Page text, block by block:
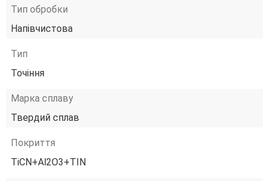
Тип обробки
Напівчистова
Тип
Точіння
Марка сплаву
Твердий сплав
Покриття
TiCN+Al2O3+TIN